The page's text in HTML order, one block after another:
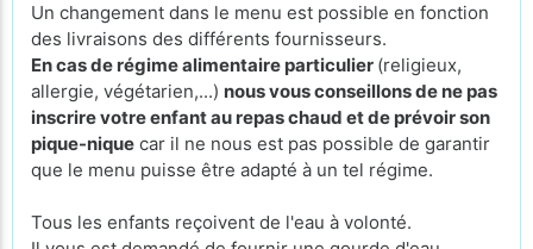
Un changement dans le menu est possible en fonction
des livraisons des différents fournisseurs.
En cas de régime alimentaire particulier (religieux,
allergie, végétarien,...) nous vous conseillons de ne pas
inscrire votre enfant au repas chaud et de prévoir son
pique-nique car il ne nous est pas possible de garantir
que le menu puisse être adapté à un tel régime.
Tous les enfants reçoivent de l'eau à volonté.